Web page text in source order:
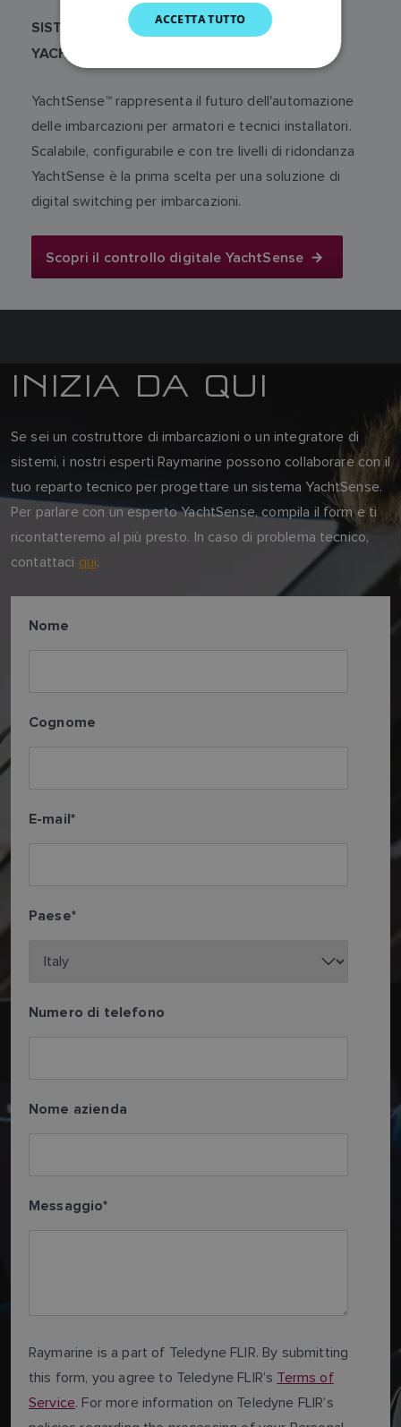
SISTEMA DI CONTROLLO DIGITALE
YACHTSENSE
YachtSense™ rappresenta il futuro dell'automazione
delle imbarcazioni per armatori e tecnici installatori.
Scalabile, configurabile e con tre livelli di ridondanza
YachtSense è la prima scelta per una soluzione di
digital switching per imbarcazioni.
Scopri il controllo digitale YachtSense
INIZIA DA QUI
Se sei un costruttore di imbarcazioni o un integratore di
sistemi, i nostri esperti Raymarine possono collaborare con il
tuo reparto tecnico per progettare un sistema YachtSense.
Per parlare con un esperto YachtSense, compila il form e ti
ricontatteremo al più presto. In caso di problema tecnico,
contattaci qui.
Nome
Cognome
E-mail*
Paese*
Numero di telefono
Nome azienda
Messaggio*
Raymarine is a part of Teledyne FLIR. By submitting
this form, you agree to Teledyne FLIR’s Terms of
Service. For more information on Teledyne FLIR’s
DUTCH
FINNISH
ACCETTA TUTTO